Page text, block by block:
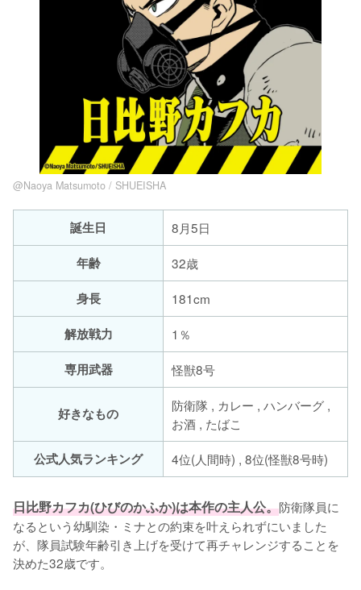
@Naoya Matsumoto / SHUEISHA
誕生日
8月5日
年齢
32歳
身長
181cm
解放戦力
1％
専用武器
怪獣8号
好きなもの
防衛隊 , カレー , ハンバーグ ,
お酒 , たばこ
公式人気ランキング
4位(人間時) , 8位(怪獣8号時)
日比野カフカ(ひびのかふか)は本作の主人公。防衛隊員に
なるという幼馴染・ミナとの約束を叶えられずにいました
が、隊員試験年齢引き上げを受けて再チャレンジすることを
決めた32歳です。